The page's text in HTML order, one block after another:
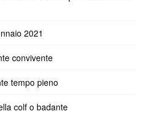
2021
convivente
tempo pieno
colf o badante